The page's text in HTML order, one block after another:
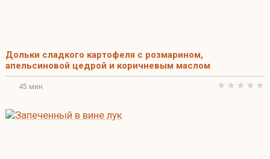
Дольки сладкого картофеля с розмарином,
апельсиновой цедрой и коричневым маслом
45 мин.